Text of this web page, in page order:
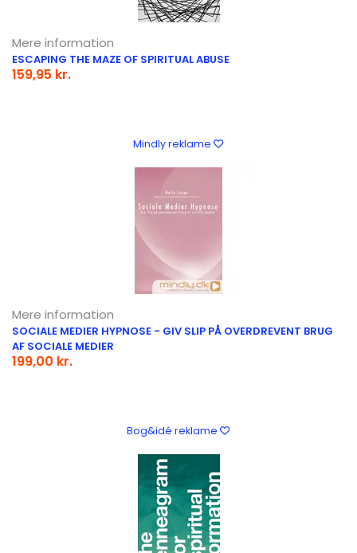
Mere information
ESCAPING THE MAZE OF SPIRITUAL ABUSE
159,95 kr.
Mindly reklame
Mere information
SOCIALE MEDIER HYPNOSE - GIV SLIP PÅ OVERDREVENT BRUG
AF SOCIALE MEDIER
199,00 kr.
Bog&idé reklame